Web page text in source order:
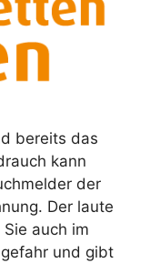
bereits das
kann
der
Der laute
auch im
und gibt